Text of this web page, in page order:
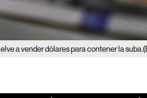
a vender dólares para contener la suba.